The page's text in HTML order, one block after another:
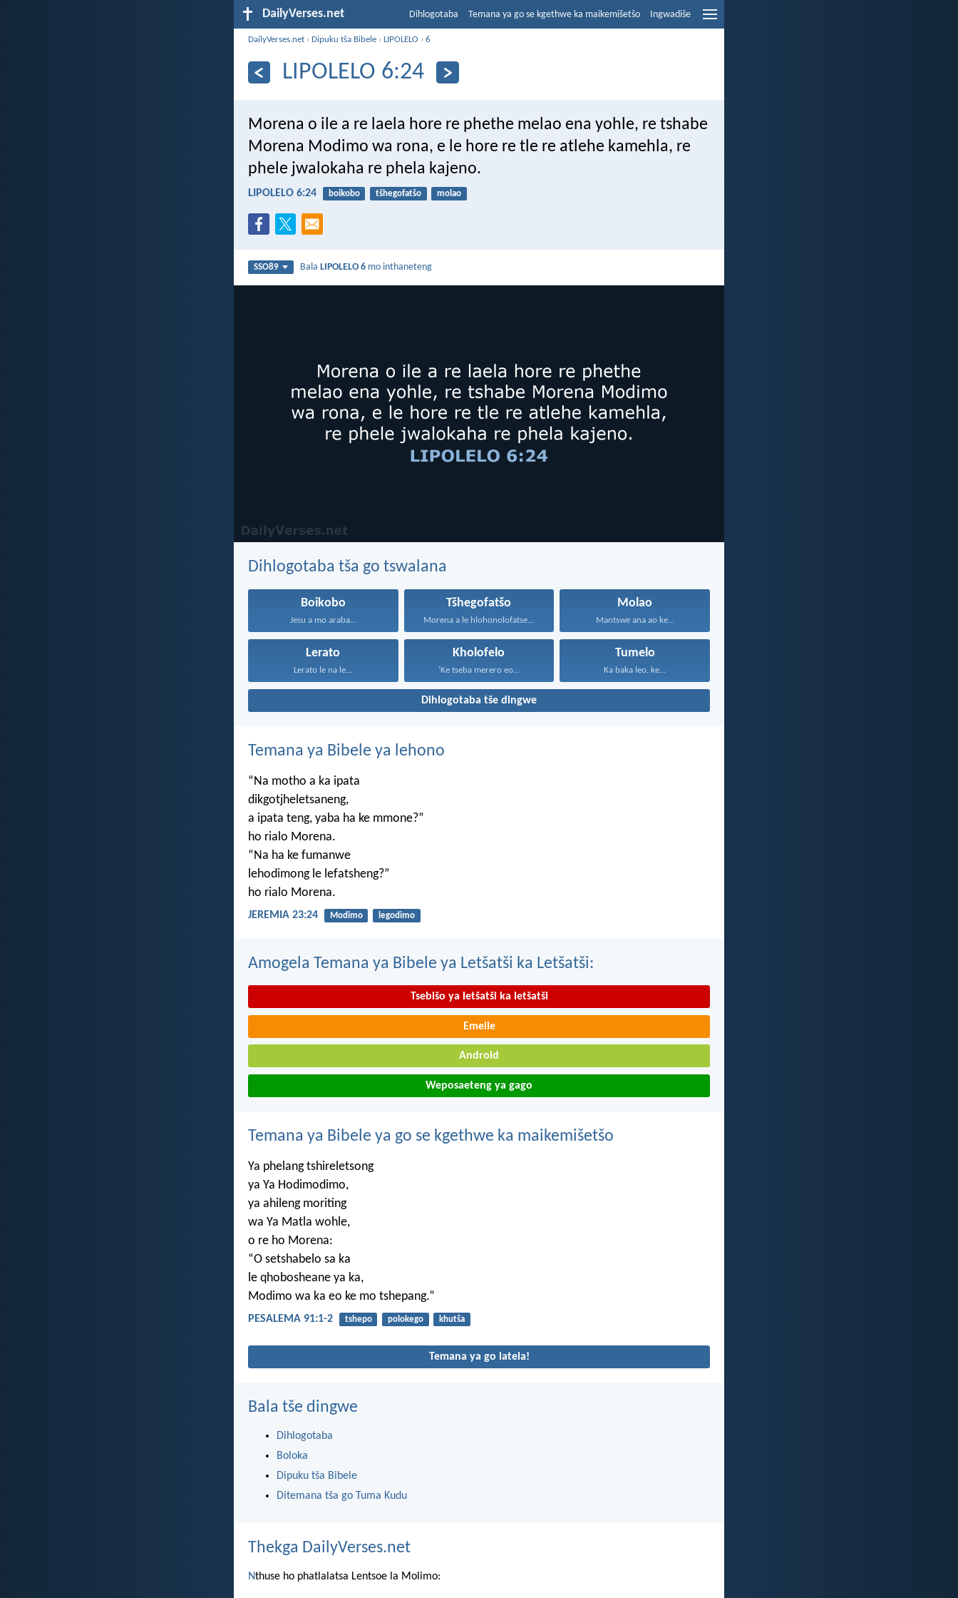
DailyVerses.net Dihlogotaba Temana ya go se kgethwe ka maikemišetšo Ingwadiše
DailyVerses.net ›Dipuku tša Bibele ›LIPOLELO ›6
LIPOLELO 6:24
Morena o ile a re laela hore re phethe melao ena yohle, re tshabe
Morena Modimo wa rona, e le hore re tle re atlehe kamehla, re
phele jwalokaha re phela kajeno.
LIPOLELO 6:24 boikobo tšhegofatšo molao
SSO89 BalaLIPOLELO 6 mo inthaneteng
Dihlogotaba tša go tswalana
Boikobo
Jesu a mo araba...
Tšhegofatšo
Morena a le hlohonolofatse...
Molao
Mantswe ana ao ke...
Lerato
Lerato le na le...
Kholofelo
‘Ke tseba merero eo...
Tumelo
Ka baka leo, ke...
Dihlogotaba tše dingwe
Temana ya Bibele ya lehono
“Na motho a ka ipata
dikgotjheletsaneng,
a ipata teng, yaba ha ke mmone?”
ho rialo Morena.
“Na ha ke fumanwe
lehodimong le lefatsheng?”
ho rialo Morena.
JEREMIA 23:24 Modimo legodimo
Amogela Temana ya Bibele ya Letšatši ka Letšatši:
Tsebišo ya letšatši ka letšatši
Emeile
Android
Weposaeteng ya gago
Temana ya Bibele ya go se kgethwe ka maikemišetšo
Ya phelang tshireletsong
ya Ya Hodimodimo,
ya ahileng moriting
wa Ya Matla wohle,
o re ho Morena:
“O setshabelo sa ka
le qhobosheane ya ka,
Modimo wa ka eo ke mo tshepang.”
PESALEMA 91:1-2 tshepo polokego khutša
Temana ya go latela!
Bala tše dingwe
Dihlogotaba
Boloka
Dipuku tša Bibele
Ditemana tša go Tuma Kudu
Thekga DailyVerses.net
Nthuse ho phatlalatsa Lentsoe la Molimo: